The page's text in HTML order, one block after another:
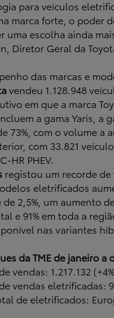
para veículos
marca forte, o poder
uma escolha ainda
Diretor Geral da
das marcas e
vendeu 1.128.948
em que a marca
a gama Yaris, a
73%, com o volume a
com 33.821
HR PHEV.
registou um recorde de
eletrificados
de 2,5%, um aumento
e 91% em toda a
nas variantes
da TME de janeiro a
vendas: 1.217.132
vendas eletrificadas:
de eletrificados: